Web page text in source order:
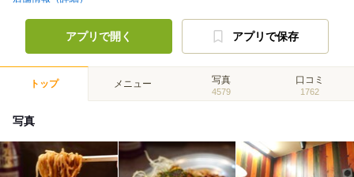
アプリで開く アプリで保存
トップ メニュー 写真
4579
口コミ
1762
写真